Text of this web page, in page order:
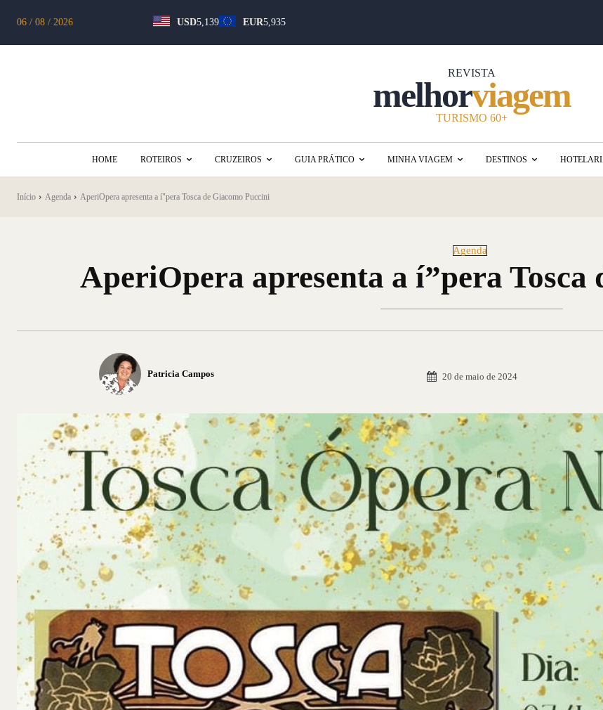
06 / 08 / 2026 USD5,139 EUR5,935
REVISTA
melhorviagem
TURISMO 60+
HOME ROTEIROS CRUZEIROS GUIA PRÁTICO MINHA VIAGEM DESTINOS
Início Agenda AperiOpera apresenta a í­"pera Tosca de Giacomo Puccini
Agenda
AperiOpera apresenta a í­”pera Tosca
Patricia Campos 20 de maio de 2024